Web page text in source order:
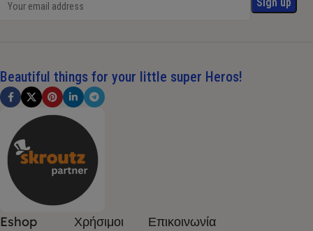
Beautiful things for your little super Heros!
Eshop
Χρήσιμοι
Επικοινωνία